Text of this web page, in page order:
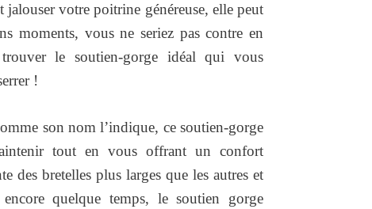
votre poitrine généreuse, elle peut
moments, vous ne seriez pas contre en
le soutien-gorge idéal qui vous
!
son nom l’indique, ce soutien-gorge
tout en vous offrant un confort
des bretelles plus larges que les autres et
quelque temps, le soutien gorge